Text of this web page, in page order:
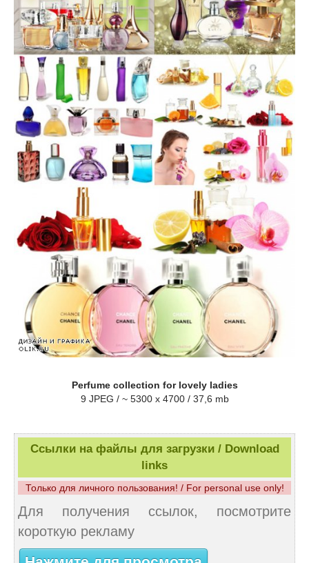
Perfume collection for lovely ladies
9 JPEG / ~ 5300 x 4700 / 37,6 mb
Ссылки на файлы для загрузки / Download
links
Только для личного пользования! / For personal use only!
Для получения ссылок, посмотрите
короткую рекламу